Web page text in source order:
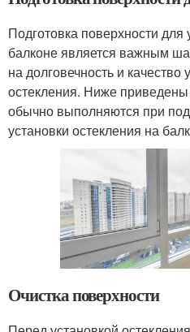
Подготовка поверхности для
балконе является важным
на долговечность и качество
остекления. Ниже
обычно выполняются при
установки остекления на
Очистка поверхности